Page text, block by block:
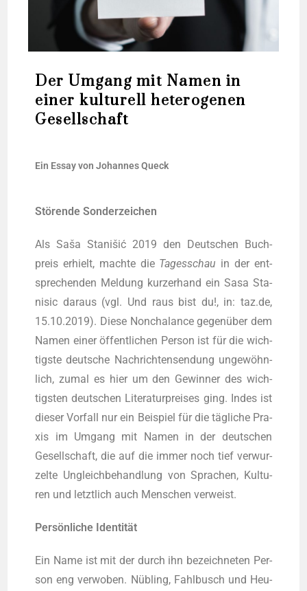
Der Umgang mit Namen in
einer kulturell heterogenen
Gesellschaft
Ein Essay von Johan­nes Queck
Stö­ren­de Sonderzeichen
Als Saša Sta­nišić 2019 den Deut­schen Buch­
preis erhielt, mach­te die Tages­schau in der ent­
spre­chen­den Mel­dung kur­zer­hand ein Sasa Sta­
ni­sic dar­aus (vgl. Und raus bist du!, in: taz.de,
15.10.2019). Die­se Non­cha­lance gegen­über dem
Namen einer öffent­li­chen Per­son ist für die wich­
tigs­te deut­sche Nach­rich­ten­sen­dung unge­wöhn­
lich, zumal es hier um den Gewin­ner des wich­
tigs­ten deut­schen Lite­ra­tur­prei­ses ging. Indes ist
die­ser Vor­fall nur ein Bei­spiel für die täg­li­che Pra­
xis im Umgang mit Namen in der deut­schen
Gesell­schaft, die auf die immer noch tief ver­wur­
zel­te Ungleich­be­hand­lung von Spra­chen, Kul­tu­
ren und letzt­lich auch Men­schen verweist.
Per­sön­li­che Identität
Ein Name ist mit der durch ihn bezeich­ne­ten Per­
son eng ver­wo­ben. Nüb­ling, Fahl­busch und Heu­